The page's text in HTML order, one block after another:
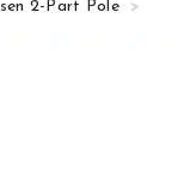
2-Part Pole